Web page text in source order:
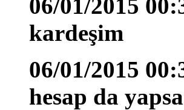
06/01/2015
kardeşim
06/01/2015
hesap da